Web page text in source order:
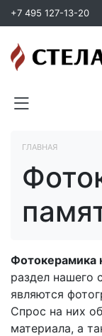
+7 495 127-13-20
ГЛАВНАЯ
Фотокерамика
раздел нашего
являются
Спрос на них
материала, а